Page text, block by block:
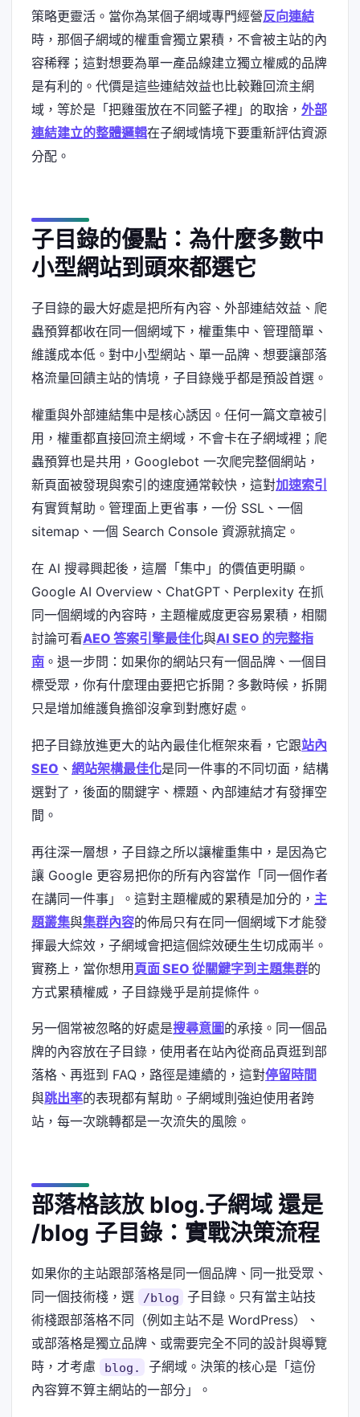
策略更靈活。當你為某個子網域專門經營反向連結
時，那個子網域的權重會獨立累積，不會被主站的內
容稀釋；這對想要為單一產品線建立獨立權威的品牌
是有利的。代價是這些連結效益也比較難回流主網
域，等於是「把雞蛋放在不同籃子裡」的取捨， 外部
連結建立的整體邏輯在子網域情境下要重新評估資源
分配。
子目錄的優點：為什麼多數中
小型網站到頭來都選它
子目錄的最大好處是把所有內容、外部連結效益、爬
蟲預算都收在同一個網域下，權重集中、管理簡單、
維護成本低。對中小型網站、單一品牌、想要讓部落
格流量回饋主站的情境，子目錄幾乎都是預設首選。
權重與外部連結集中是核心誘因。任何一篇文章被引
用，權重都直接回流主網域，不會卡在子網域裡；爬
蟲預算也是共用，Googlebot 一次爬完整個網站，
新頁面被發現與索引的速度通常較快，這對加速索引
有實質幫助。管理面上更省事，一份 SSL、一個
sitemap、一個 Search Console 資源就搞定。
在 AI 搜尋興起後，這層「集中」的價值更明顯。
Google AI Overview、ChatGPT、Perplexity 在抓
同一個網域的內容時，主題權威度更容易累積，相關
討論可看AEO 答案引擎最佳化與AI SEO 的完整指
南 。退一步問：如果你的網站只有一個品牌、一個目
標受眾，你有什麼理由要把它拆開？多數時候，拆開
只是增加維護負擔卻沒拿到對應好處。
把子目錄放進更大的站內最佳化框架來看，它跟站內
SEO 、 網站架構最佳化是同一件事的不同切面，結構
選對了，後面的關鍵字、標題、內部連結才有發揮空
間。
再往深一層想，子目錄之所以讓權重集中，是因為它
讓 Google 更容易把你的所有內容當作「同一個作者
在講同一件事」。這對主題權威的累積是加分的， 主
題叢集與集群內容的佈局只有在同一個網域下才能發
揮最大綜效，子網域會把這個綜效硬生生切成兩半。
實務上，當你想用頁面 SEO 從關鍵字到主題集群的
方式累積權威，子目錄幾乎是前提條件。
另一個常被忽略的好處是搜尋意圖的承接。同一個品
牌的內容放在子目錄，使用者在站內從商品頁逛到部
落格、再逛到 FAQ，路徑是連續的，這對停留時間
與跳出率的表現都有幫助。子網域則強迫使用者跨
站，每一次跳轉都是一次流失的風險。
部落格該放 blog.子網域 還是
/blog 子目錄：實戰決策流程
如果你的主站跟部落格是同一個品牌、同一批受眾、
同一個技術棧，選
/blog
子目錄。只有當主站技
術棧跟部落格不同（例如主站不是 WordPress）、
或部落格是獨立品牌、或需要完全不同的設計與導覽
時，才考慮
blog.
子網域。決策的核心是「這份
內容算不算主網站的一部分」。